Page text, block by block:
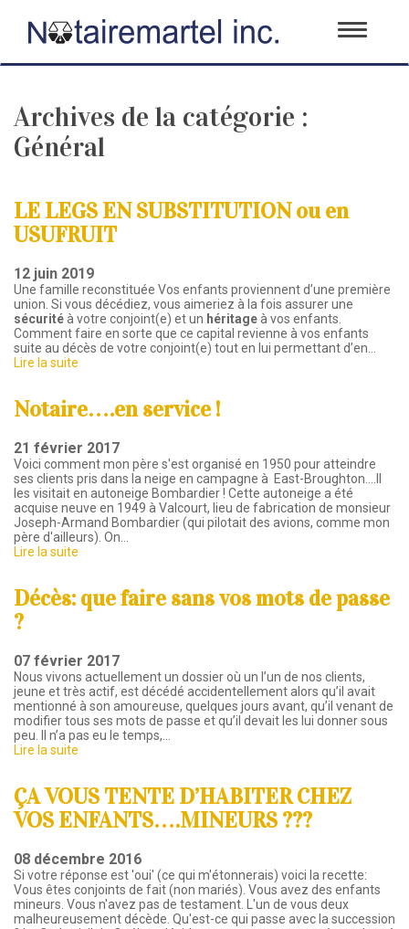
Toggle
Archives de la catégorie :
Général
LE LEGS EN SUBSTITUTION ou en
USUFRUIT
12 juin 2019
Une famille reconstituée Vos enfants proviennent d’une première
union. Si vous décédiez, vous aimeriez à la fois assurer une
sécuritéà votre conjoint(e) et un héritageà vos enfants.
Comment faire en sorte que ce capital revienne à vos enfants
suite au décès de votre conjoint(e) tout en lui permettant d’en…
Lire la suite
Notaire….en service !
21 février 2017
Voici comment mon père s'est organisé en 1950 pour atteindre
ses clients pris dans la neige en campagne à East-Broughton....Il
les visitait en autoneige Bombardier ! Cette autoneige a été
acquise neuve en 1949 à Valcourt, lieu de fabrication de monsieur
Joseph-Armand Bombardier (qui pilotait des avions, comme mon
père d'ailleurs). On…
Lire la suite
Décès: que faire sans vos mots de passe
?
07 février 2017
Nous vivons actuellement un dossier où un l’un de nos clients,
jeune et très actif, est décédé accidentellement alors qu’il avait
mentionné à son amoureuse, quelques jours avant, qu’il venant de
modifier tous ses mots de passe et qu’il devait les lui donner sous
peu. Il n’a pas eu le temps,…
Lire la suite
ÇA VOUS TENTE D’HABITER CHEZ
VOS ENFANTS….MINEURS ???
08 décembre 2016
Si votre réponse est 'oui' (ce qui m'étonnerais) voici la recette:
Vous êtes conjoints de fait (non mariés). Vous avez des enfants
mineurs. Vous n'avez pas de testament. L'un de vous deux
malheureusement décède. Qu'est-ce qui passe avec la succession